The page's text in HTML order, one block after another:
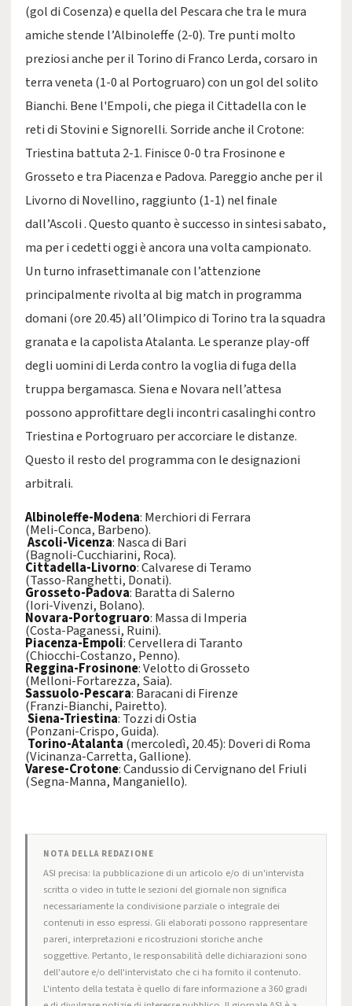
(gol di Cosenza) e quella del Pescara che tra le mura
amiche stende l’Albinoleffe (2-0). Tre punti molto
preziosi anche per il Torino di Franco Lerda, corsaro in
terra veneta (1-0 al Portogruaro) con un gol del solito
Bianchi. Bene l'Empoli, che piega il Cittadella con le
reti di Stovini e Signorelli. Sorride anche il Crotone:
Triestina battuta 2-1. Finisce 0-0 tra Frosinone e
Grosseto e tra Piacenza e Padova. Pareggio anche per il
Livorno di Novellino, raggiunto (1-1) nel finale
dall’Ascoli . Questo quanto è successo in sintesi sabato,
ma per i cedetti oggi è ancora una volta campionato.
Un turno infrasettimanale con l’attenzione
principalmente rivolta al big match in programma
domani (ore 20.45) all’Olimpico di Torino tra la squadra
granata e la capolista Atalanta. Le speranze play-off
degli uomini di Lerda contro la voglia di fuga della
truppa bergamasca. Siena e Novara nell’attesa
possono approfittare degli incontri casalinghi contro
Triestina e Portogruaro per accorciare le distanze.
Questo il resto del programma con le designazioni
arbitrali.
Albinoleffe-Modena: Merchiori di Ferrara
(Meli-Conca, Barbeno).
Ascoli-Vicenza: Nasca di Bari
(Bagnoli-Cucchiarini, Roca).
Cittadella-Livorno: Calvarese di Teramo
(Tasso-Ranghetti, Donati).
Grosseto-Padova: Baratta di Salerno
(Iori-Vivenzi, Bolano).
Novara-Portogruaro: Massa di Imperia
(Costa-Paganessi, Ruini).
Piacenza-Empoli: Cervellera di Taranto
(Chiocchi-Costanzo, Penno).
Reggina-Frosinone: Velotto di Grosseto
(Melloni-Fortarezza, Saia).
Sassuolo-Pescara: Baracani di Firenze
(Franzi-Bianchi, Pairetto).
Siena-Triestina: Tozzi di Ostia
(Ponzani-Crispo, Guida).
Torino-Atalanta (mercoledì, 20.45): Doveri di Roma
(Vicinanza-Carretta, Gallione).
Varese-Crotone: Candussio di Cervignano del Friuli
(Segna-Manna, Manganiello).
NOTA DELLA REDAZIONE
ASI precisa: la pubblicazione di un articolo e/o di un'intervista
scritta o video in tutte le sezioni del giornale non significa
necessariamente la condivisione parziale o integrale dei
contenuti in esso espressi. Gli elaborati possono rappresentare
pareri, interpretazioni e ricostruzioni storiche anche
soggettive. Pertanto, le responsabilità delle dichiarazioni sono
dell'autore e/o dell'intervistato che ci ha fornito il contenuto.
L'intento della testata è quello di fare informazione a 360 gradi